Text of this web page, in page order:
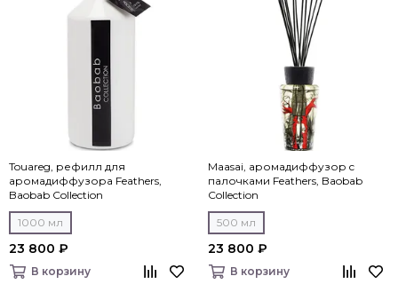
Touareg, рефилл для
аромадиффузора Feathers,
Baobab Collection
1000 мл
23 800 ₽
В корзину
Maasai, аромадиффузор c
палочками Feathers, Baobab
Collection
500 мл
23 800 ₽
В корзину